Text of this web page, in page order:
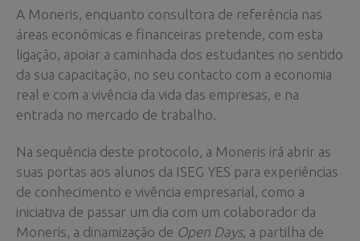
A Moneris, enquanto consultora de referência nas
áreas económicas e financeiras pretende, com esta
ligação, apoiar a caminhada dos estudantes no sentido
da sua capacitação, no seu contacto com a economia
real e com a vivência da vida das empresas, e na
entrada no mercado de trabalho.
Na sequência deste protocolo, a Moneris irá abrir as
suas portas aos alunos da ISEG YES para experiências
de conhecimento e vivência empresarial, como a
iniciativa de passar um dia com um colaborador da
Moneris, a dinamização de Open Days, a partilha de